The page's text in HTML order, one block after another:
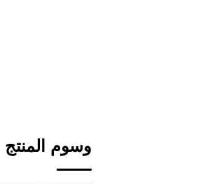
وسوم المنتج